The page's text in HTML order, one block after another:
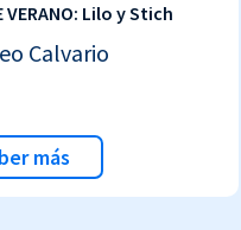
VERANO: Lilo y Stich
Calvario
más